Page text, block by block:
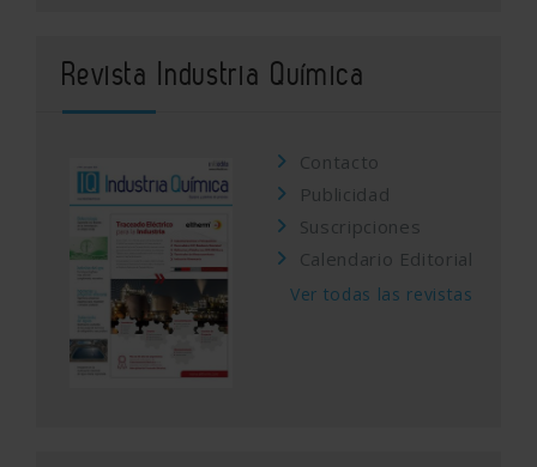
Revista Industria Química
Contacto
Publicidad
Suscripciones
Calendario Editorial
Ver todas las revistas